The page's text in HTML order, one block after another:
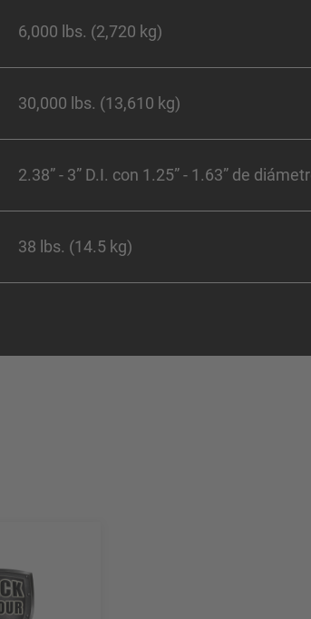
6,000 lbs. (2,720 kg)
30,000 lbs. (13,610 kg)
2.38” - 3” D.I. con 1.25” - 1.63” de
38 lbs. (14.5 kg)